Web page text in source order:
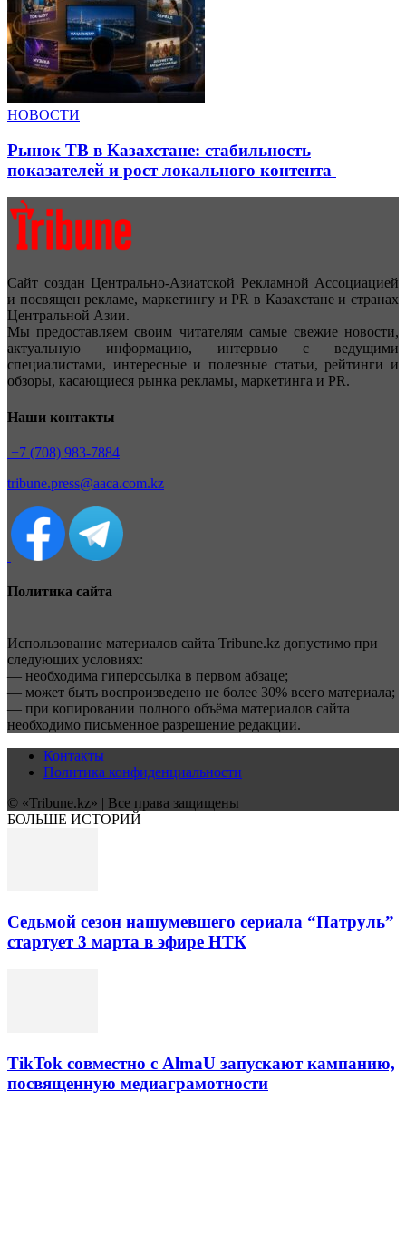
НОВОСТИ
Рынок ТВ в Казахстане: стабильность
показателей и рост локального контента
Сайт создан Центрально-Азиатской Рекламной Ассоциацией
и посвящен рекламе, маркетингу и PR в Казахстане и странах
Центральной Азии.
Мы предоставляем своим читателям самые свежие новости,
актуальную информацию, интервью с ведущими
специалистами, интересные и полезные статьи, рейтинги и
обзоры, касающиеся рынка рекламы, маркетинга и PR.
Наши контакты
+7 (708) 983-7884
tribune.press@aaca.com.kz
Политика сайта
Использование материалов сайта Tribune.kz допустимо при
следующих условиях:
— необходима гиперссылка в первом абзаце;
— может быть воспроизведено не более 30% всего материала;
— при копировании полного объёма материалов сайта
необходимо письменное разрешение редакции.
Контакты
Политика конфиденциальности
© «Tribune.kz» | Все права защищены
БОЛЬШЕ ИСТОРИЙ
Седьмой сезон нашумевшего сериала “Патруль”
стартует 3 марта в эфире НТК
TikTok совместно с AlmaU запускают кампанию,
посвященную медиаграмотности